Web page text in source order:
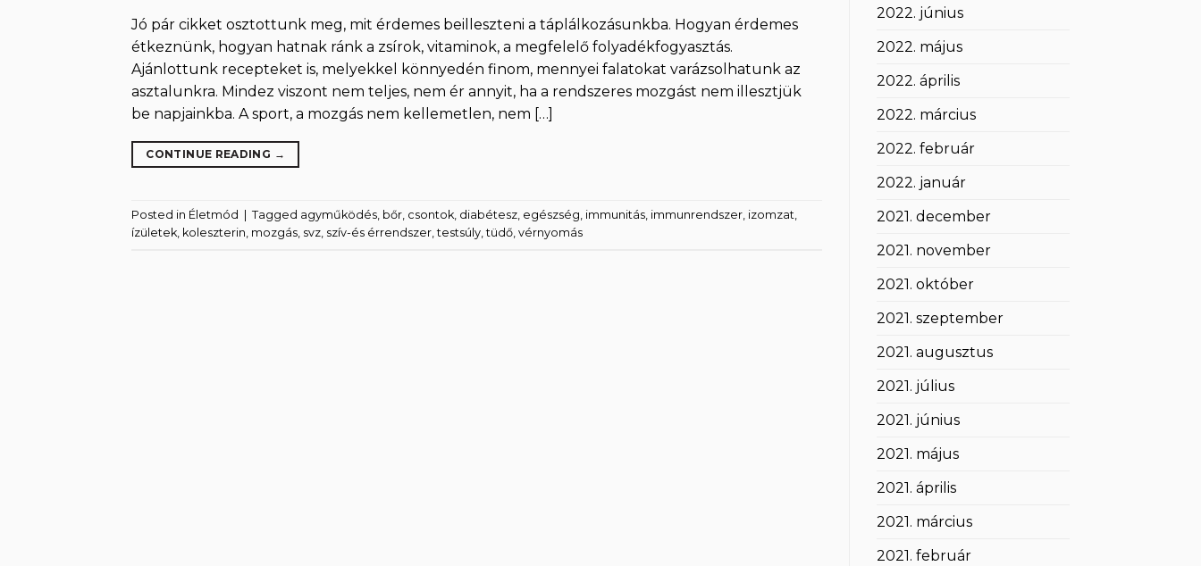
Jó pár cikket osztottunk meg, mit érdemes beilleszteni a táplálkozásunkba. Hogyan érdemes
étkeznünk, hogyan hatnak ránk a zsírok, vitaminok, a megfelelő folyadékfogyasztás.
Ajánlottunk recepteket is, melyekkel könnyedén finom, mennyei falatokat varázsolhatunk az
asztalunkra. Mindez viszont nem teljes, nem ér annyit, ha a rendszeres mozgást nem illesztjük
be napjainkba. A sport, a mozgás nem kellemetlen, nem […]
CONTINUE READING →
Posted in Életmód Tagged agyműködés, bőr, csontok, diabétesz, egészség, immunitás, immunrendszer, izomzat,
ízületek, koleszterin, mozgás, svz, szív-és érrendszer,testsúly,tüdő, vérnyomás
2022. június
2022. május
2022. április
2022. március
2022. február
2022. január
2021. december
2021. november
2021. október
2021. szeptember
2021. augusztus
2021. július
2021. június
2021. május
2021. április
2021. március
2021. február